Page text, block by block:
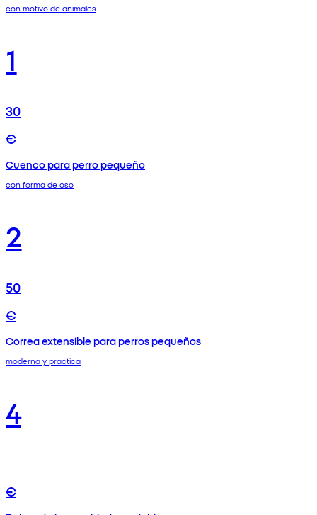
con motivo de animales
1
30
€
Cuenco para perro pequeño
con forma de oso
2
50
€
Correa extensible para perros pequeños
moderna y práctica
4
€